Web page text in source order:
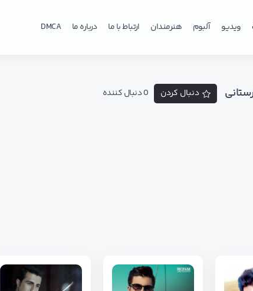
ویدیو آلبوم هنرمندان ارتباط با ما درباره ما DMCA
دنبال کردن 0 دنبال کننده